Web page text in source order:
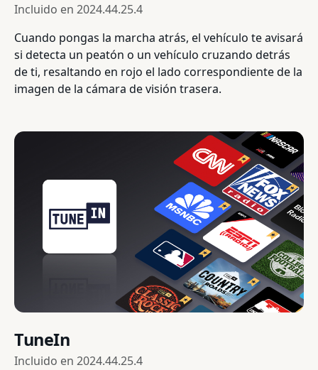
Incluido en 2024.44.25.4
Cuando pongas la marcha atrás, el vehículo te avisará
si detecta un peatón o un vehículo cruzando detrás
de ti, resaltando en rojo el lado correspondiente de la
imagen de la cámara de visión trasera.
TuneIn
Incluido en 2024.44.25.4